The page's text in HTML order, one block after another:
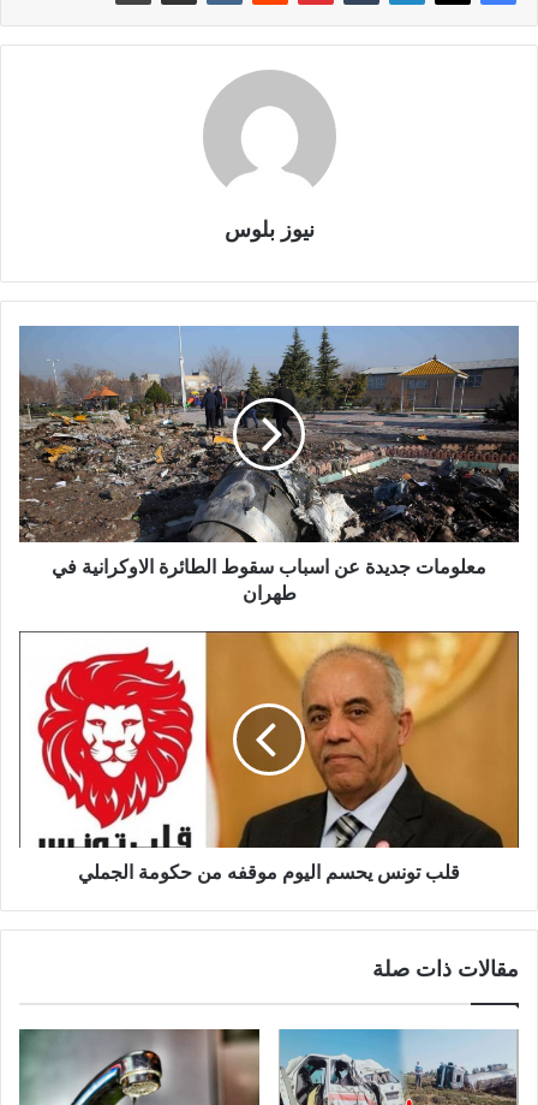
نيوز بلوس
معلومات جديدة عن اسباب سقوط الطائرة الاوكرانية في
طهران
قلب تونس يحسم اليوم موقفه من حكومة الجملي
مقالات ذات صلة